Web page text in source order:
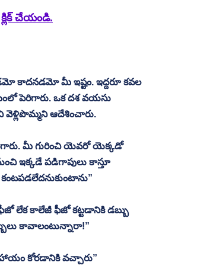
చేయండి.
కాదనడమో మీ ఇష్టం. ఇద్దరూ కవల
పెరిగారు. ఒక దశ వయసు
వెళ్లిపొమ్మని ఆదేశించారు.
మీ గురించి యెవరో యెక్కడో
ఇక్కడే పడిగాపులు కాస్తూ
లేక కాలేజీ ఫీజో కట్టడానికి డబ్బు
కావాలంటున్నారా!”
కోరడానికి వచ్చారు”